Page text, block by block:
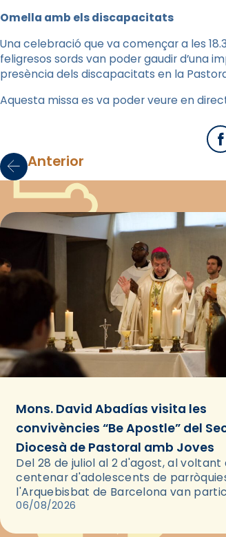
Omella amb els discapacitats
Una celebració que va començar a les
feligresos sords van poder gaudir d’una
presència dels discapacitats en la
Aquesta missa es va poder veure en
Anterior
Mons. David Abadías visita les
convivències “Be Apostle” del
Diocesà de Pastoral amb Joves
Del 28 de juliol al 2 d'agost, al voltant
centenar d'adolescents de
l'Arquebisbat de Barcelona van
les convivències Be Apostle,
06/08/2026